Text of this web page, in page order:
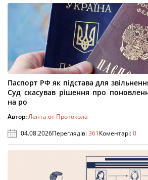
Паспорт РФ як підстава для
Суд скасував рішення про
на ро
Автор:Лента от Протокола
04.08.2026Переглядів:361Коментарі:0